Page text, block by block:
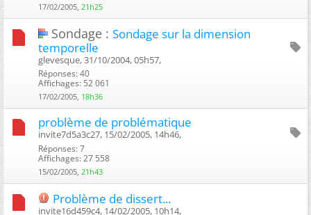
17/02/2005, 21h25
Sondage : Sondage sur la dimension
temporelle
glevesque, 31/10/2004, 05h57, ‎
Réponses: 40
Affichages: 52 061
17/02/2005, 18h36
problème de problématique
invite7d5a3c27, 15/02/2005, 14h46, ‎
Réponses: 7
Affichages: 27 558
15/02/2005, 21h43
Problème de dissert...
invite16d459c4, 14/02/2005, 10h14, ‎